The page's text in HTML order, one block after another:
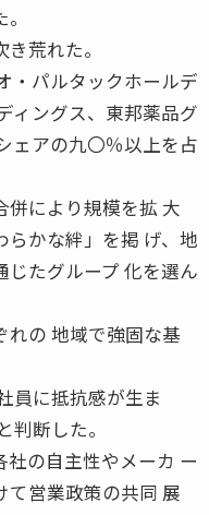
荒れた。
・パルタックホールデ
ィングス、東邦薬品グ
ェアの九〇％以上を占
により規模を拡 大
らかな絆」を掲 げ、地
たグループ 化を選ん
れの 地域で強固な基
員に抵抗感が生ま
断した。
の自主性やメーカ ー
て営業政策の共同 展